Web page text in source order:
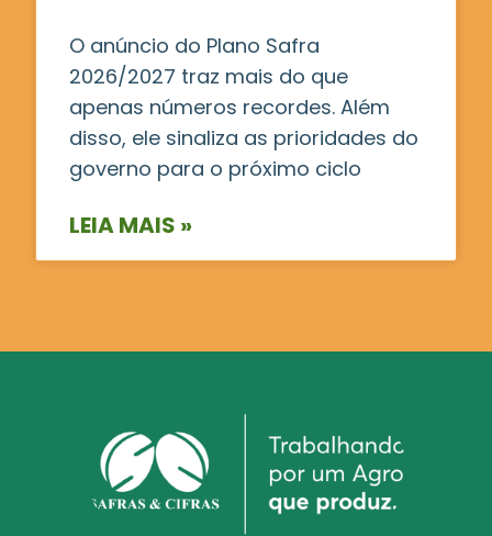
O anúncio do Plano Safra
2026/2027 traz mais do que
apenas números recordes. Além
disso, ele sinaliza as prioridades do
governo para o próximo ciclo
LEIA MAIS »